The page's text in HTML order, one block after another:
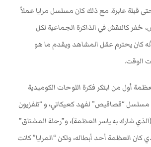
حتى قبلة عابرة. مع ذلك كان مسلسل مرايا عملاً
حُفر كالنقش في الذاكرة الجماعية لكل
كان يحترم عقل المشاهد ويقدم ما هو
الوقت.
أول من ابتكر فكرة اللوحات الكوميدية
مسلسل “قصاقيص” لفهد كعيكاتي، و “تلفزيون
شارك به ياسر العظمة)، و”رحلة المشتاق”
كان العظمة أحد أبطاله، ولكن “المرايا” كانت